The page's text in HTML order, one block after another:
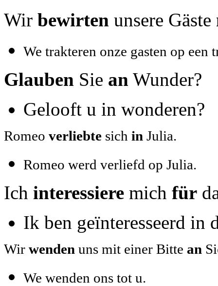
Wir bewirten unsere Gäste
We trakteren onze gasten op
Glauben Sie an Wunder?
Gelooft u in wonderen?
Romeo verliebte sich in Julia.
Romeo werd verliefd op Julia.
Ich interessiere mich für
Ik ben geïnteresseerd in
Wir wenden uns mit einer Bitte an
We wenden ons tot u.